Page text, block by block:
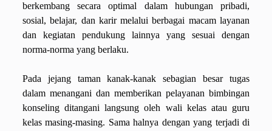
berkembang secara optimal dalam hubungan pribadi,
sosial, belajar, dan karir melalui berbagai macam layanan
dan kegiatan pendukung lainnya yang sesuai dengan
norma-norma yang berlaku.
Pada jejang taman kanak-kanak sebagian besar tugas
dalam menangani dan memberikan pelayanan bimbingan
konseling ditangani langsung oleh wali kelas atau guru
kelas masing-masing. Sama halnya dengan yang terjadi di